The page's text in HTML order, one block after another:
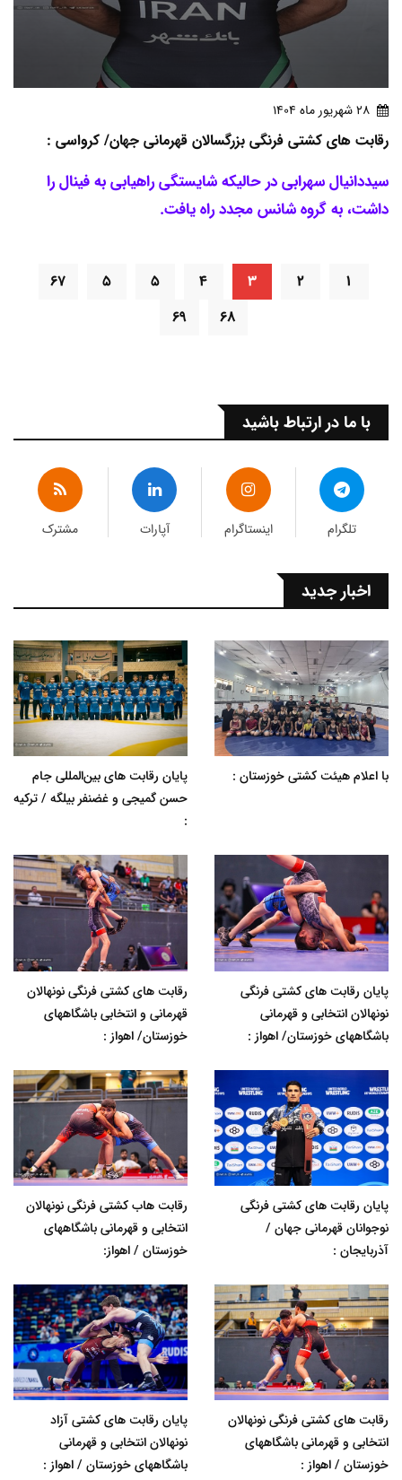
28 شهريور ماه 1404
رقابت های کشتی فرنگی بزرگسالان قهرمانی جهان/ کرواسی :
سیددانیال سهرابی در حالیکه شایستگی راهیابی به فینال را
داشت، به گروه شانس مجدد راه یافت.
۱ ۲ ۳ ۴ ۵ ۵
۶۷
۶۸
۶۹
با ما در ارتباط باشید
تلگرام اینستاگرام آپارات مشترک
اخبار جدید
با اعلام هیئت کشتی خوزستان :
پایان رقابت های بین‌المللی جام
حسن گمیجی و غضنفر بیلگه / ترکیه
:
پایان رقابت های کشتی فرنگی
نونهالان انتخابی و قهرمانی
باشگاههای خوزستان/ اهواز :
رقابت های کشتی فرنگی نونهالان
قهرمانی و انتخابی باشگاههای
خوزستان/ اهواز :
پایان رقابت های کشتی فرنگی
نوجوانان قهرمانی جهان /
آذربایجان :
رقابت هاب کشتی فرنگی نونهالان
انتخابی و قهرمانی باشگاههای
خوزستان / اهواز:
رقابت های کشتی فرنگی نونهالان
انتخابی و قهرمانی باشگاههای
خوزستان / اهواز :
پایان رقابت های کشتی آزاد
نونهالان انتخابی و قهرمانی
باشگاههای خوزستان / اهواز :